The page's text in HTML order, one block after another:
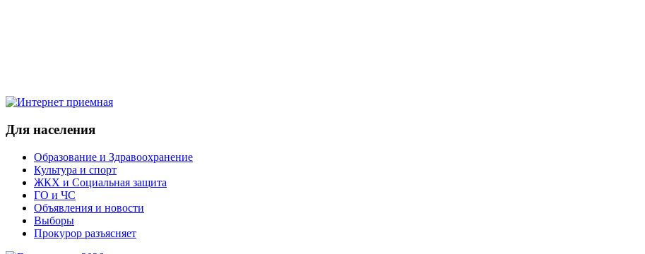
Для населения
Образование и Здравоохранение
Культура и спорт
ЖКХ и Социальная защита
ГО и ЧС
Объявления и новости
Выборы
Прокурор разъясняет